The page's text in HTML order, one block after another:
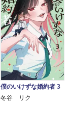
僕のいけずな婚約者 3
冬谷 リク